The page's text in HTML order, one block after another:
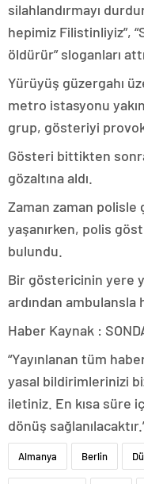
silahlandırmayı
hepimiz Filistinliyiz”,
öldürür” sloganları attı.
Yürüyüş güzergahı
metro istasyonu
grup, gösteriyi
Gösteri bittikten
gözaltına aldı.
Zaman zaman
yaşanırken, polis
bulundu.
Bir göstericinin yere
ardından ambulansla
Haber Kaynak :
“Yayınlanan tüm
yasal bildirimlerinizi
iletiniz. En kısa süre
dönüş
Almanya Berlin